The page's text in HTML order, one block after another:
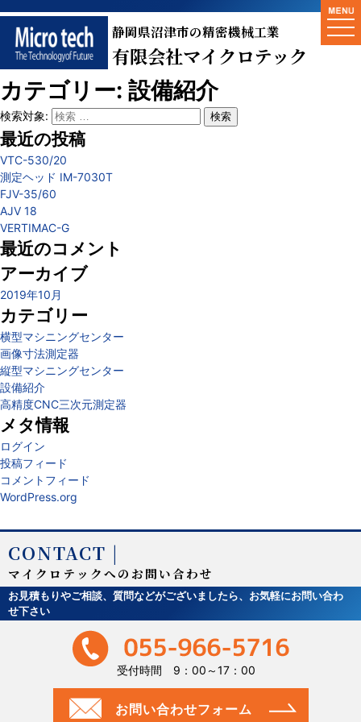
静岡県沼津市の精密機械工業
有限会社マイクロテック
カテゴリー: 設備紹介
検索対象: 検索
最近の投稿
VTC-530/20
測定ヘッド IM-7030T
FJV-35/60
AJV 18
VERTIMAC-G
最近のコメント
アーカイブ
2019年10月
カテゴリー
横型マシニングセンター
画像寸法測定器
縦型マシニングセンター
設備紹介
高精度CNC三次元測定器
メタ情報
ログイン
投稿フィード
コメントフィード
WordPress.org
CONTACT |
マイクロテックへのお問い合わせ
お見積もりやご相談、質問などがございましたら、お気軽にお問い合わ
せ下さい
受付時間 9：00～17：00
お問い合わせフォーム